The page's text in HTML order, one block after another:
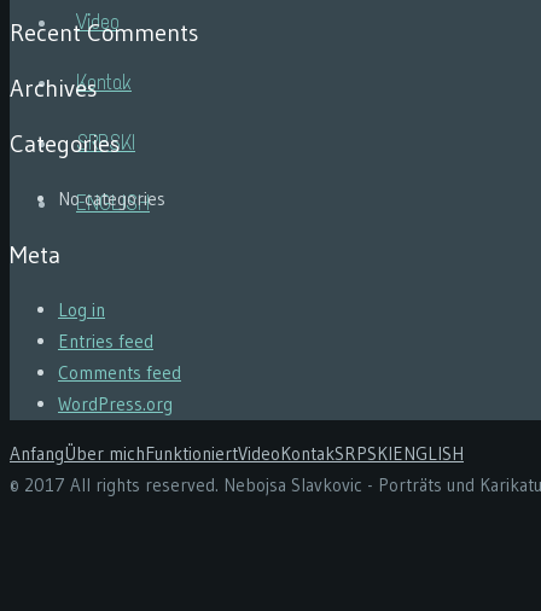
Video
Kontak
SRPSKI
ENGLISH
Recent Comments
Archives
Categories
No categories
Meta
Log in
Entries feed
Comments feed
WordPress.org
AnfangÜber michFunktioniertVideoKontakSRPSKIENGLISH
© 2017 All rights reserved. Nebojsa Slavkovic - Porträts und